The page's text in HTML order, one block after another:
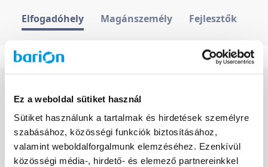
Ez a weboldal sütiket használ
Sütiket használunk a tartalmak és hirdetések személyre
szabásához, közösségi funkciók biztosításához,
valamint weboldalforgalmunk elemzéséhez. Ezenkívül
közösségi média-, hirdető- és elemező partnereinkkel
Elfogadóhely Magánszemély Fejlesztők
Facebook
Discord dev community
@BarionPayment